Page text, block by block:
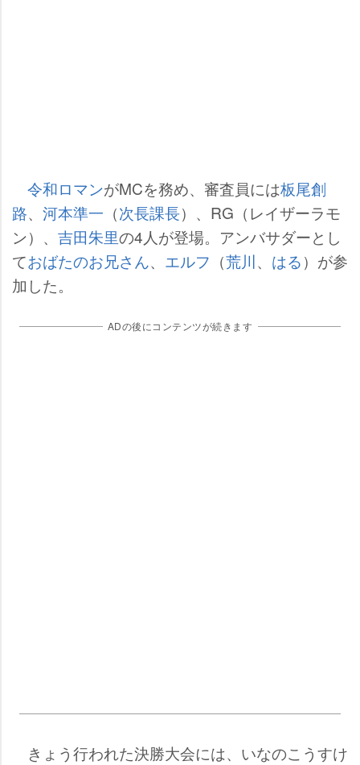
令和ロマンがMCを務め、審査員には板尾創
路、 河本準一 （次長課長）、RG（レイザーラモ
ン）、 吉田朱里の4人が登場。アンバサダーとし
ておばたのお兄さん、 エルフ （荒川、 はる）が参
加した。
ADの後にコンテンツが続きます
きょう行われた決勝大会には、いなのこうすけ